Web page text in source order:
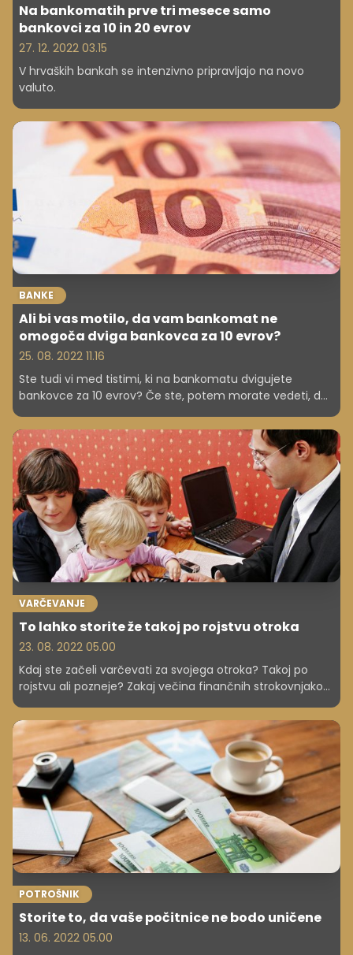
Na bankomatih prve tri mesece samo
bankovci za 10 in 20 evrov
27. 12. 2022 03.15
V hrvaških bankah se intenzivno pripravljajo na novo
valuto.
BANKE
Ali bi vas motilo, da vam bankomat ne
omogoča dviga bankovca za 10 evrov?
25. 08. 2022 11.16
Ste tudi vi med tistimi, ki na bankomatu dvigujete
bankovce za 10 evrov? Če ste, potem morate vedeti, da
VARČEVANJE
To lahko storite že takoj po rojstvu otroka
23. 08. 2022 05.00
Kdaj ste začeli varčevati za svojega otroka? Takoj po
rojstvu ali pozneje? Zakaj večina finančnih strokovnjakov
POTROŠNIK
Storite to, da vaše počitnice ne bodo uničene
13. 06. 2022 05.00